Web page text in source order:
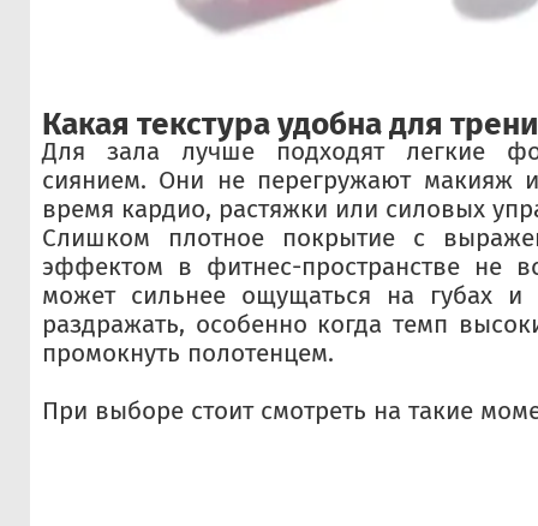
Какая текстура удобна для
Для зала лучше подходят легкие
сиянием. Они не перегружают макияж
время кардио, растяжки или силовых
Слишком плотное покрытие с
эффектом в фитнес-пространстве не
может сильнее ощущаться на губах и
раздражать, особенно когда темп
промокнуть полотенцем.
При выборе стоит смотреть на такие